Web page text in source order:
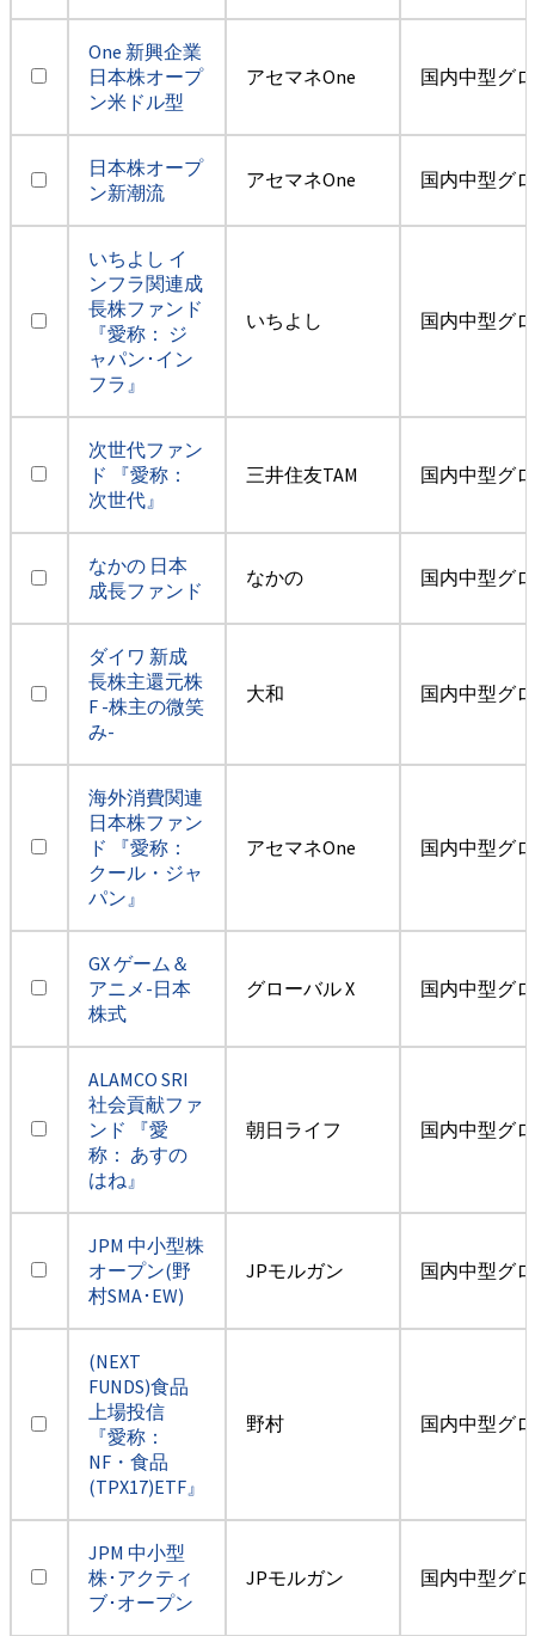
One 新興企業
日本株オープ
ン米ドル型
アセマネOne 国内中型グ
日本株オープ
ン新潮流
アセマネOne 国内中型グ
いちよし イ
ンフラ関連成
長株ファンド
『愛称： ジ
ャパン･イン
フラ』
いちよし 国内中型グ
次世代ファン
ド 『愛称：
次世代』
三井住友TAM 国内中型グ
なかの 日本
成長ファンド
なかの 国内中型グ
ダイワ 新成
長株主還元株
F -株主の微笑
み-
大和 国内中型グ
海外消費関連
日本株ファン
ド 『愛称：
クール・ジャ
パン』
アセマネOne 国内中型グ
GX ゲーム＆
アニメ-日本
株式
グローバル X 国内中型グ
ALAMCO SRI
社会貢献ファ
ンド 『愛
称： あすの
はね』
朝日ライフ 国内中型グ
JPM 中小型株
オープン(野
村SMA･EW)
JPモルガン 国内中型グ
(NEXT
FUNDS)食品
上場投信
『愛称：
NF・食品
(TPX17)ETF』
野村 国内中型グ
JPM 中小型
株･アクティ
ブ･オープン
JPモルガン 国内中型グ